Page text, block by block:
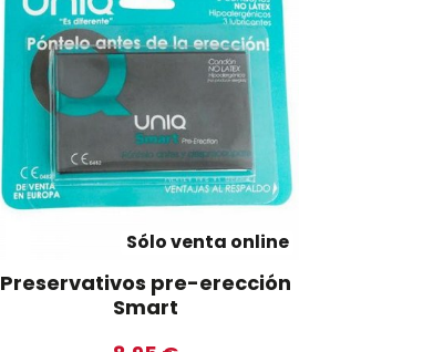
Sólo venta online
Preservativos pre-erección
Smart